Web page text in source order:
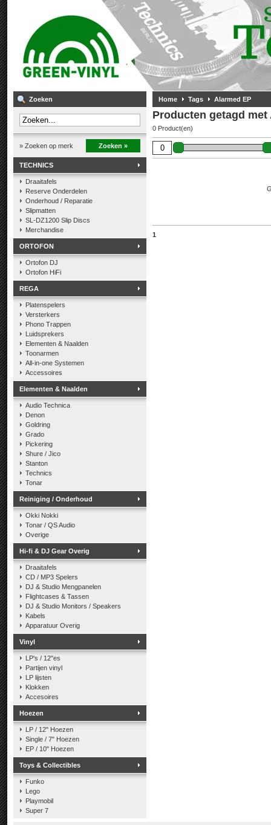
Zoeken
» Zoeken op merk Zoeken »
TECHNICS
Draaitafels
Reserve Onderdelen
Onderhoud / Reparatie
Slipmatten
SL-DZ1200 Slip Discs
Merchandise
ORTOFON
Ortofon DJ
Ortofon HiFi
REGA
Platenspelers
Versterkers
Phono Trappen
Luidsprekers
Elementen & Naalden
Toonarmen
All-in-one Systemen
Accessoires
Elementen & Naalden
Audio Technica
Denon
Goldring
Grado
Pickering
Shure / Jico
Stanton
Technics
Tonar
Reiniging / Onderhoud
Okki Nokki
Tonar / QS Audio
Overige
Hi-fi & DJ Gear Overig
Draaitafels
CD / MP3 Spelers
DJ & Studio Mengpanelen
Flightcases & Tassen
DJ & Studio Monitors / Speakers
Kabels
Apparatuur Overig
Vinyl
LP's / 12"es
Partijen vinyl
LP lijsten
Klokken
Accesoires
Hoezen
LP / 12" Hoezen
Single / 7" Hoezen
EP / 10" Hoezen
Toys & Collectibles
Funko
Lego
Playmobil
Super 7
Home Tags Alarmed EP
Producten getagd met
0 Product(en)
1